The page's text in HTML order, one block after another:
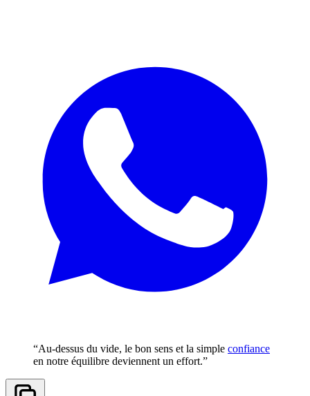
“Au-dessus du vide, le bon sens et la simple confiance
en notre équilibre deviennent un effort.”